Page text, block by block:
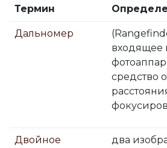
Термин
Дальномер
входящее
средство
Двойное
два